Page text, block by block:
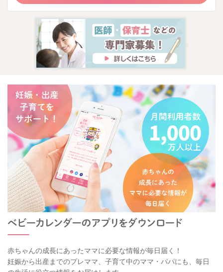
赤ちゃんの成長にあったママに必要な情報が毎日届く！
妊娠から出産までのプレママ、子育て中のママ・パパにも、毎日